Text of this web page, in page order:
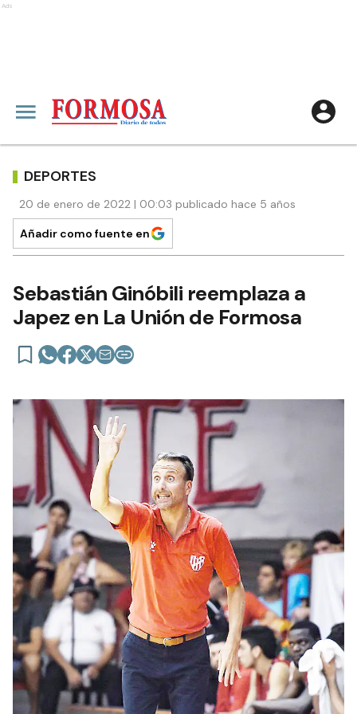
Ads
DEPORTES
20 de enero de 2022 | 00:03 publicado hace 5 años
Añadir como fuente en
Sebastián Ginóbili reemplaza a
Japez en La Unión de Formosa